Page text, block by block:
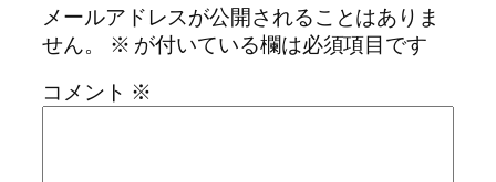
メールアドレスが公開されることはありま
せん。
※ が付いている欄は必須項目です
コメント ※